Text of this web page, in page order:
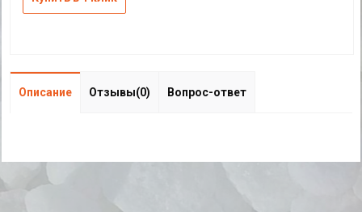
Описание Отзывы(0) Вопрос-ответ